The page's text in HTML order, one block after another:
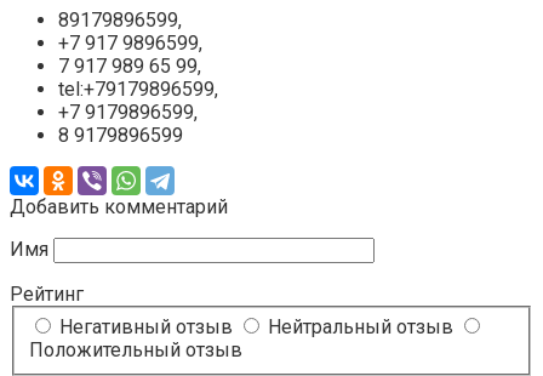
89179896599,
+7 917 9896599,
7 917 989 65 99,
tel:+79179896599,
+7 9179896599,
8 9179896599
Добавить комментарий
Имя
Рейтинг
Негативный отзыв
Нейтральный отзыв
Положительный отзыв